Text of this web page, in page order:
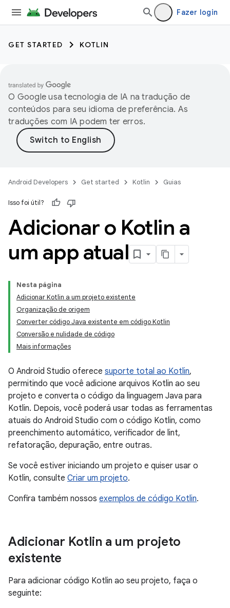
Fazer login
GET STARTED KOTLIN
O Google usa tecnologia de IA na tradução de
conteúdos para seu idioma de preferência. As
traduções com IA podem ter erros.
Android Developers Get started Kotlin Guias
Isso foi útil?
Adicionar o Kotlin a
um app atual
Nesta página
Adicionar Kotlin a um projeto existente
Organização de origem
Converter código Java existente em código Kotlin
Conversão e nulidade de código
Mais informações
O Android Studio oferece suporte total ao Kotlin,
permitindo que você adicione arquivos Kotlin ao seu
projeto e converta o código da linguagem Java para
Kotlin. Depois, você poderá usar todas as ferramentas
atuais do Android Studio com o código Kotlin, como
preenchimento automático, verificador de lint,
refatoração, depuração, entre outras.
Se você estiver iniciando um projeto e quiser usar o
Kotlin, consulte Criar um projeto.
Confira também nossos exemplos de código Kotlin.
Adicionar Kotlin a um projeto
existente
Para adicionar código Kotlin ao seu projeto, faça o
seguinte: